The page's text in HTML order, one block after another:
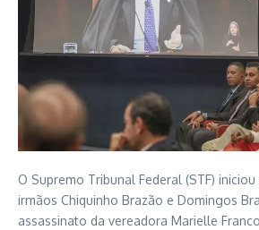
O Supremo Tribunal Federal (STF)
irmãos Chiquinho Brazão e Domingos
assassinato da vereadora Marielle